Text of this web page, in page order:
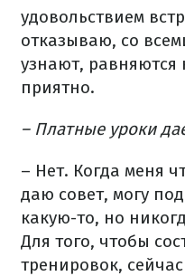
удовольствием
отказываю, со
узнают, равняются
приятно.
– Платные уроки
– Нет. Когда меня
даю совет, могу
какую-то, но
Для того, чтобы
тренировок,